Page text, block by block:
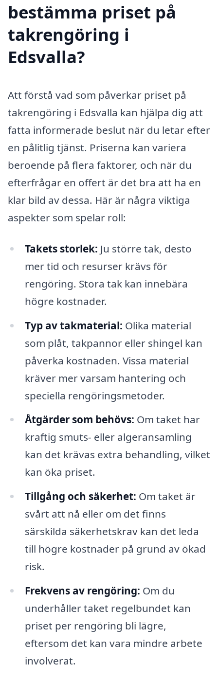
bestämma priset på
takrengöring i
Edsvalla?
Att förstå vad som påverkar priset på
takrengöring i Edsvalla kan hjälpa dig att
fatta informerade beslut när du letar efter
en pålitlig tjänst. Priserna kan variera
beroende på flera faktorer, och när du
efterfrågar en offert är det bra att ha en
klar bild av dessa. Här är några viktiga
aspekter som spelar roll:
Takets storlek: Ju större tak, desto
mer tid och resurser krävs för
rengöring. Stora tak kan innebära
högre kostnader.
Typ av takmaterial: Olika material
som plåt, takpannor eller shingel kan
påverka kostnaden. Vissa material
kräver mer varsam hantering och
speciella rengöringsmetoder.
Åtgärder som behövs: Om taket har
kraftig smuts- eller algeransamling
kan det krävas extra behandling, vilket
kan öka priset.
Tillgång och säkerhet: Om taket är
svårt att nå eller om det finns
särskilda säkerhetskrav kan det leda
till högre kostnader på grund av ökad
risk.
Frekvens av rengöring: Om du
underhåller taket regelbundet kan
priset per rengöring bli lägre,
eftersom det kan vara mindre arbete
involverat.